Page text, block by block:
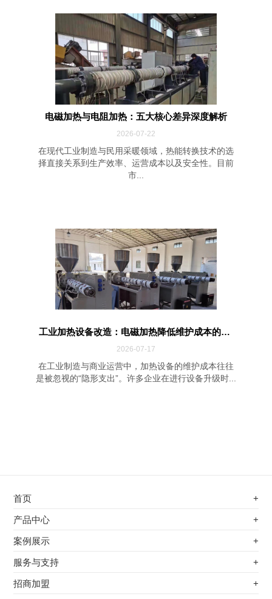
电磁加热与电阻加热：五大核心差异深度解析
2026-07-22
在现代工业制造与民用采暖领域，热能转换技术的选
择直接关系到生产效率、运营成本以及安全性。目前
市...
工业加热设备改造：电磁加热降低维护成本的四...
2026-07-17
在工业制造与商业运营中，加热设备的维护成本往往
是被忽视的“隐形支出”。许多企业在进行设备升级时...
首页 +
不锈钢专用电磁加热器
电磁蒸汽发生器
产品中心 +
不锈钢专用电磁加热器
电磁蒸汽发生器
案例展示 +
最新案例
其他应用
服务与支持 +
服务覆盖网络
招商加盟 +